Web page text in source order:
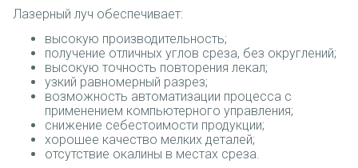
Лазерный луч обеспечивает:
высокую производительность;
получение отличных углов среза, без округлений;
высокую точность повторения лекал;
узкий равномерный разрез;
возможность автоматизации процесса с
применением компьютерного управления;
снижение себестоимости продукции;
хорошее качество мелких деталей;
отсутствие окалины в местах среза.